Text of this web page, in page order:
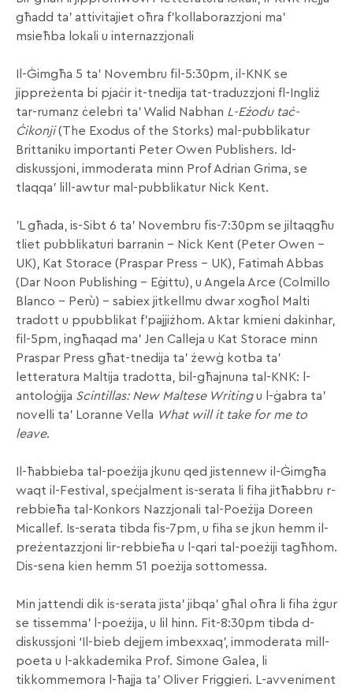
għadd ta’ attivitajiet oħra f’kollaborazzjoni ma’
msieħba lokali u internazzjonali
Il-Ġimgħa 5 ta’ Novembru fil-5:30pm, il-KNK se
jippreżenta bi pjaċir it-tnedija tat-traduzzjoni fl-Ingliż
tar-rumanz ċelebri ta’ Walid Nabhan L-Eżodu taċ-
Ċikonji(The Exodus of the Storks) mal-pubblikatur
Brittaniku importanti Peter Owen Publishers. Id-
diskussjoni, immoderata minn Prof Adrian Grima, se
tlaqqa’ lill-awtur mal-pubblikatur Nick Kent.
’L għada, is-Sibt 6 ta’ Novembru fis-7:30pm se jiltaqgħu
tliet pubblikaturi barranin – Nick Kent (Peter Owen –
UK), Kat Storace (Praspar Press – UK), Fatimah Abbas
(Dar Noon Publishing – Eġittu), u Angela Arce (Colmillo
Blanco – Perù) – sabiex jitkellmu dwar xogħol Malti
tradott u ppubblikat f’pajjiżhom. Aktar kmieni dakinhar,
fil-5pm, ingħaqad ma’ Jen Calleja u Kat Storace minn
Praspar Press għat-tnedija ta’ żewġ kotba ta’
letteratura Maltija tradotta, bil-għajnuna tal-KNK: l-
antoloġija Scintillas: New Maltese Writingu l-ġabra ta’
novelli ta’ Loranne Vella What will it take for me to
leave.
Il-ħabbieba tal-poeżija jkunu qed jistennew il-Ġimgħa
waqt il-Festival, speċjalment is-serata li fiha jitħabbru r-
rebbieħa tal-Konkors Nazzjonali tal-Poeżija Doreen
Micallef. Is-serata tibda fis-7pm, u fiha se jkun hemm il-
preżentazzjoni lir-rebbieħa u l-qari tal-poeżiji tagħhom.
Dis-sena kien hemm 51 poeżija sottomessa.
Min jattendi dik is-serata jista’ jibqa’ għal oħra li fiha żgur
se tissemma’ l-poeżija, u lil hinn. Fit-8:30pm tibda d-
diskussjoni ‘Il-bieb dejjem imbexxaq’, immoderata mill-
poeta u l-akkademika Prof. Simone Galea, li
tikkommemora l-ħajja ta’ Oliver Friggieri. L-avveniment